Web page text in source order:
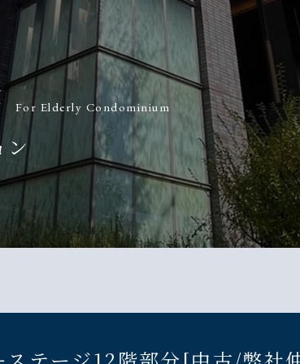
For Elderly Condominium
ン